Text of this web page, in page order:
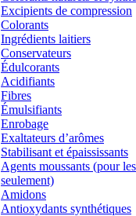
Excipients de compression
Colorants
Ingrédients laitiers
Conservateurs
Édulcorants
Acidifiants
Fibres
Émulsifiants
Enrobage
Exaltateurs d’arômes
Stabilisant et épaississants
Agents moussants (pour
seulement)
Amidons
Antioxydants synthétiques